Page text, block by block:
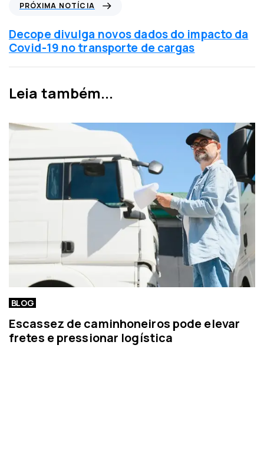
t
e
r
o
ó
x
i
m
n
t
i
PRÓXIMA NOTÍCIA
Decope divulga novos dados do impacto da
Covid-19 no transporte de cargas
Leia também...
BLOG
Escassez de caminhoneiros pode elevar
fretes e pressionar logística